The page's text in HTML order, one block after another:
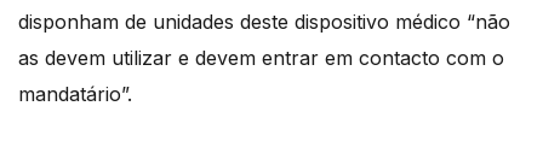
disponham de unidades deste dispositivo médico “não
as devem utilizar e devem entrar em contacto com o
mandatário”.